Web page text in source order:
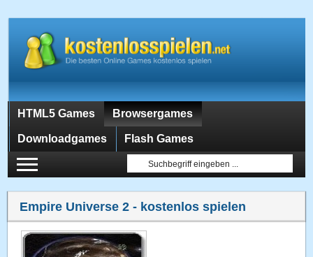
HTML5 Games Browsergames
Downloadgames Flash Games
Empire Universe 2 - kostenlos spielen